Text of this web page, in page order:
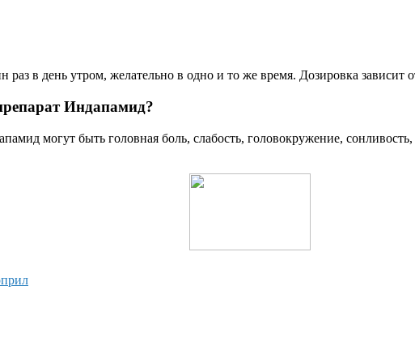
в день утром, желательно в одно и то же время. Дозировка зависит
Индапамид?
могут быть головная боль, слабость, головокружение,